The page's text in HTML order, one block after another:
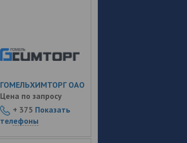
ГОМЕЛЬХИМТОРГ ОАО
Цена по запросу
+ 375 Показать
телефоны